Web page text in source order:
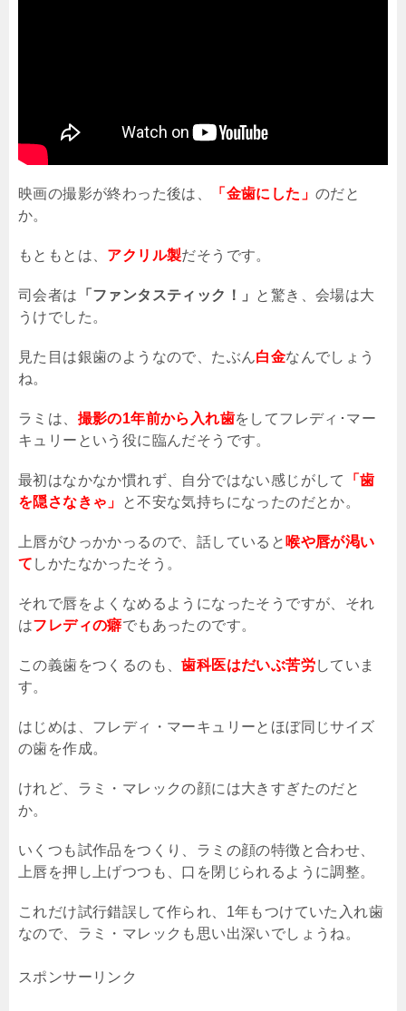
映画の撮影が終わった後は、 「金歯にした」のだと
か。
もともとは、 アクリル製だそうです。
司会者は 「ファンタスティック！」 と驚き、会場は大
うけでした。
見た目は銀歯のようなので、たぶん白金なんでしょう
ね。
ラミは、 撮影の1年前から入れ歯をしてフレディ･マー
キュリーという役に臨んだそうです。
最初はなかなか慣れず、自分ではない感じがして
「歯
を隠さなきゃ」
と不安な気持ちになったのだとか。
上唇がひっかかっるので、話していると 喉や唇が渇い
て しかたなかったそう。
それで唇をよくなめるようになったそうですが、それ
はフレディの癖でもあったのです。
この義歯をつくるのも、歯科医はだいぶ苦労していま
す。
はじめは、フレディ・マーキュリーとほぼ同じサイズ
の歯を作成。
けれど、ラミ・マレックの顔には大きすぎたのだと
か。
いくつも試作品をつくり、ラミの顔の特徴と合わせ、
上唇を押し上げつつも、口を閉じられるように調整。
これだけ試行錯誤して作られ、 1年もつけていた入れ歯
なので、ラミ・マレックも思い出深いでしょうね。
スポンサーリンク